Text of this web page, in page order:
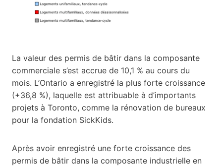
La valeur des permis de bâtir dans la composante
commerciale s’est accrue de 10,1 % au cours du
mois. L’Ontario a enregistré la plus forte croissance
(+36,8 %), laquelle est attribuable à d’importants
projets à Toronto, comme la rénovation de bureaux
pour la fondation SickKids.
Après avoir enregistré une forte croissance des
permis de bâtir dans la composante industrielle en